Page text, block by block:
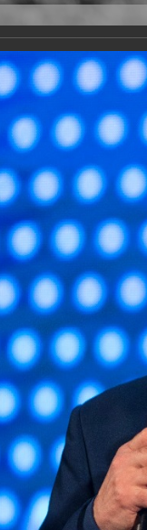
Версия для
Новости